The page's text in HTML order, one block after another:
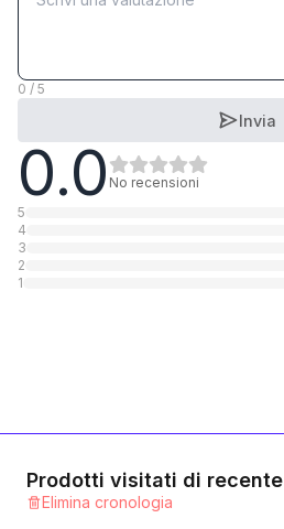
1 Categoria
A4 rostfrei
1 Categoria
Kleinem Kopf
0 / 5
Invia
0.0 No recensioni
5
4
3
2
1
Prodotti visitati di recente
Elimina cronologia